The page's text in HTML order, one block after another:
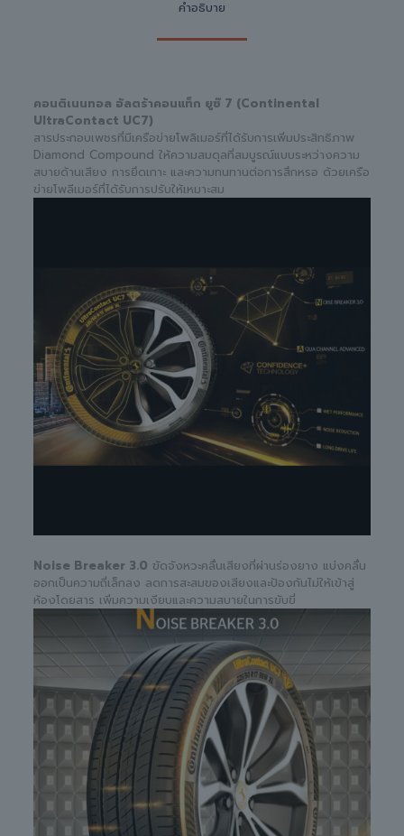
คำอธิบาย
คอนติเนนทอล อัลตร้าคอนแท็ก ยูซ๊ 7 (Continental
UltraContact UC7)
สารประกอบเพชรที่มีเครือข่ายโพลิเมอร์ที่ได้รับการเพิ่มประสิทธิภาพ
Diamond Compound ให้ความสมดุลที่สมบูรณ์แบบระหว่างความ
สบายด้านเสียง การยึดเกาะ และความทนทานต่อการสึกหรอ ด้วยเครือ
ข่ายโพลีเมอร์ที่ได้รับการปรับให้เหมาะสม
Noise Breaker 3.0 ขัดจังหวะคลื่นเสียงที่ผ่านร่องยาง แบ่งคลื่น
ออกเป็นความถี่เล็กลง ลดการสะสมของเสียงและป้องกันไม่ให้เข้าสู่
ห้องโดยสาร เพิ่มความเงียบและความสบายในการขับขี่